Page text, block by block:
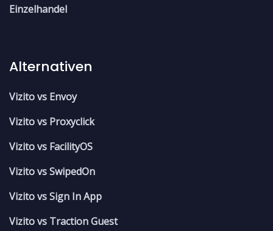
Einzelhandel
Alternativen
Vizito vs Envoy
Vizito vs Proxyclick
Vizito vs FacilityOS
Vizito vs SwipedOn
Vizito vs Sign In App
Vizito vs Traction Guest